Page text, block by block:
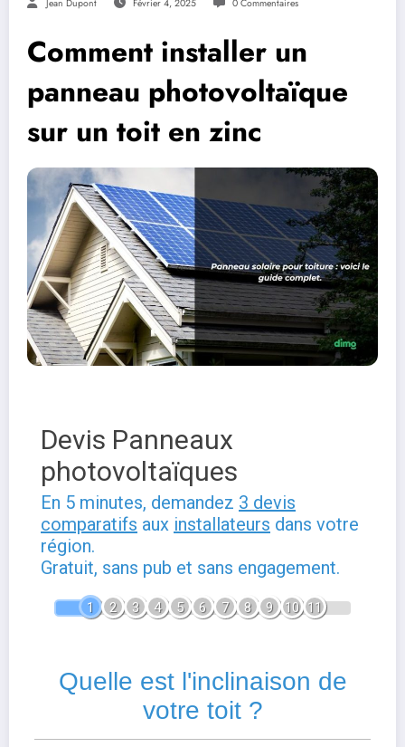
Jean Dupont Février 4, 2025 0 Commentaires
Comment installer un
panneau photovoltaïque
sur un toit en zinc
Devis Panneaux
photovoltaïques
En 5 minutes, demandez 3 devis
comparatifs aux installateurs dans votre
région.
Gratuit, sans pub et sans engagement.
1 2 3 4 5 6 7 8 9 10 11
Quelle est l'inclinaison de
votre toit ?